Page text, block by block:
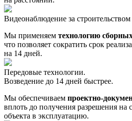
Видеонаблюдение за строительством
Мы применяем технологию
что позволяет сократить срок
на 14 дней.
Передовые технологии.
Возведение до 14 дней быстрее.
Мы обеспечиваем проектно-
вплоть до получения разрешения на
объекта в эксплуатацию.